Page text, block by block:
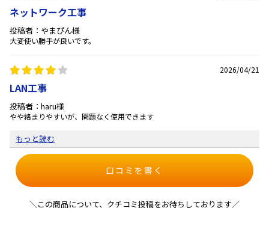
ネットワーク工事
投稿者：やまぴん様
大変使い勝手が良いです。
2026/04/21
LAN工事
投稿者：haru様
やや絡まりやすいが、問題なく使用できます
もっと読む
口コミを書く
＼この商品について、クチコミ投稿をお待ちしております／